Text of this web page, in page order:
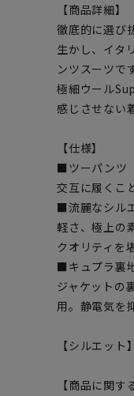
【商品詳細】
徹底的に選び
生かし、イタ
ンツスーツです
極細ウール
感じさせない
【仕様】
■ツーパンツ
交互に履くこ
■流麗なシル
軽さ、極上の
クオリティを
■キュプラ裏
ジャケットの
用。静電気を
【シルエッ
【商品に関す